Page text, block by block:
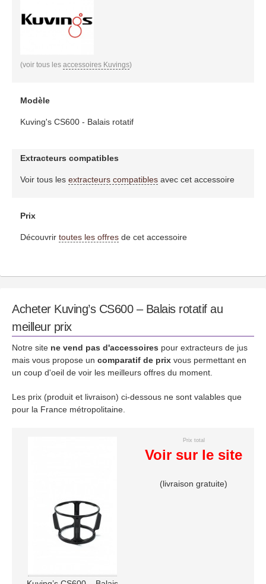
(voir tous les accessoires Kuvings)
Modèle
Kuving's CS600 - Balais rotatif
Extracteurs compatibles
Voir tous les extracteurs compatiblesavec cet accessoire
Prix
Découvrir toutes les offresde cet accessoire
Acheter Kuving’s CS600 – Balais rotatif au
meilleur prix
Notre site ne vend pas d'accessoires pour extracteurs de jus
mais vous propose un comparatif de prix vous permettant en
un coup d'oeil de voir les meilleurs offres du moment.
Les prix (produit et livraison) ci-dessous ne sont valables que
pour la France métropolitaine.
Prix total
Voir sur le site
(livraison gratuite)